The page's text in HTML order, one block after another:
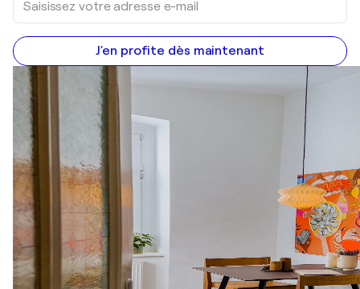
J'en profite dès maintenant